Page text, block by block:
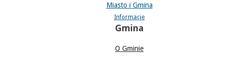
Miasto i Gmina
Informacje
Gmina
O Gminie